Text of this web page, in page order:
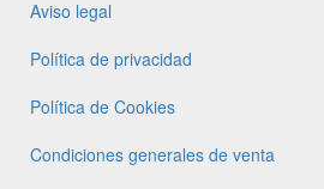
Aviso legal
Política de privacidad
Política de Cookies
Condiciones generales de venta